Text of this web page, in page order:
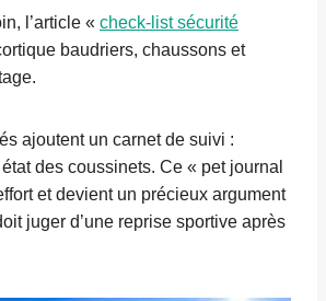
l’article « check-list sécurité
baudriers, chaussons et
ajoutent un carnet de suivi :
des coussinets. Ce « pet journal
et devient un précieux argument
juger d’une reprise sportive après